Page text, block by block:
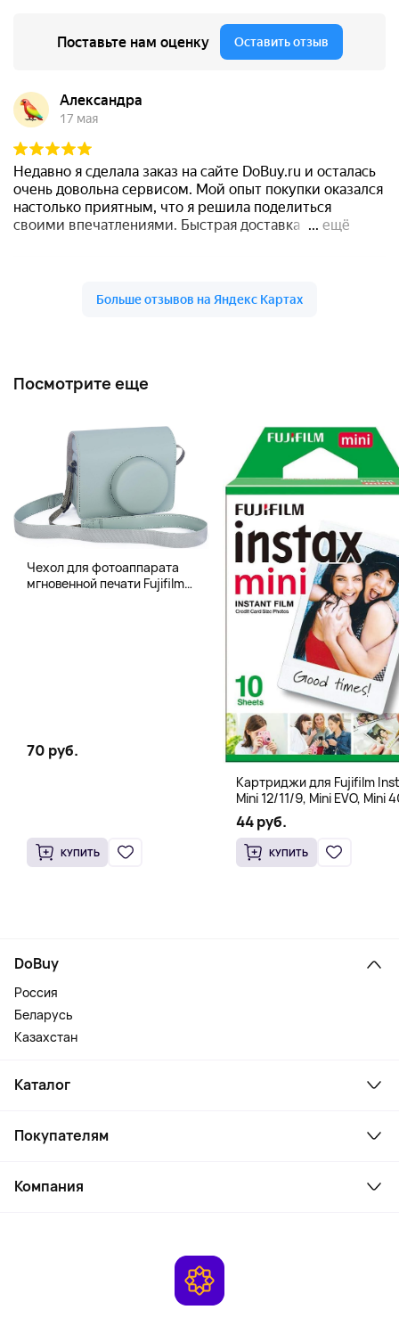
Посмотрите еще
Чехол для фотоаппарата
мгновенной печати Fujifilm
70 руб.
КУПИТЬ
Картриджи для Fujifilm
Mini 12/11/9, Mini EVO, Mini
Mini Liplay, Mini Link, Mini 90
instant, 10 штук
44 руб.
КУПИТЬ
DoBuy
Россия
Беларусь
Казахстан
Каталог
Ноутбуки, мониторы, VR
Косметика и уход
Покупателям
Как заказать
Компания